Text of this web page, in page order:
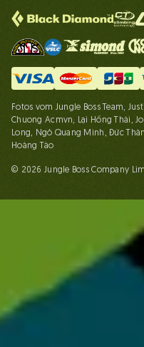
Fotos vom Jungle Boss Team,
Chuong Acmvn, Lại Hồng Thái,
Long, Ngô Quang Minh, Đức
Hoàng Táo
© 2026 Jungle Boss Company